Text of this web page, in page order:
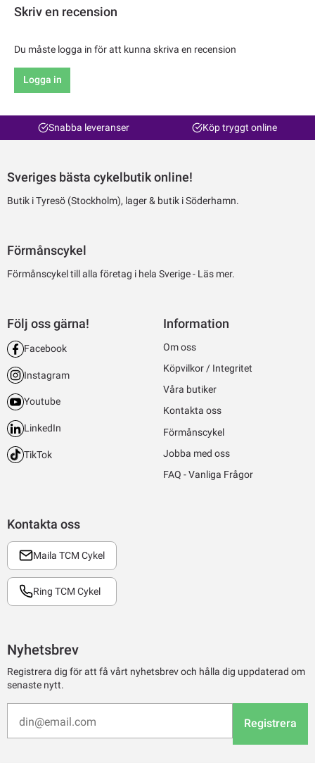
Skriv en recension
Du måste logga in för att kunna skriva en recension
Logga in
Snabba leveranser Köp tryggt online
Sveriges bästa cykelbutik online!
Butik i Tyresö (Stockholm), lager & butik i Söderhamn.
Förmånscykel
Förmånscykel till alla företag i hela Sverige - Läs mer.
Kontakta oss
Maila TCM Cykel
Ring TCM Cykel
Följ oss gärna!
Facebook
Instagram
Youtube
LinkedIn
TikTok
Information
Om oss
Köpvilkor / Integritet
Våra butiker
Kontakta oss
Förmånscykel
Jobba med oss
FAQ - Vanliga Frågor
Nyhetsbrev
Registrera dig för att få vårt nyhetsbrev och hålla dig uppdaterad om
senaste nytt.
Registrera